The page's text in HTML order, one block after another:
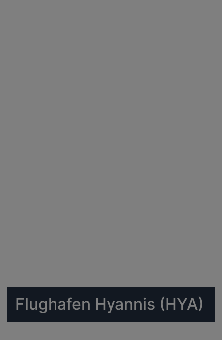
Flughafen Hyannis (HYA)